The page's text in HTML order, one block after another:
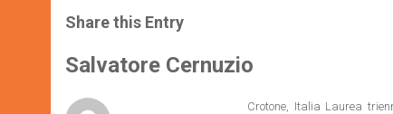
t
s
p
p
s
e
g
e
e
b
o
k
r
Share this Entry
Salvatore Cernuzio
Crotone, Italia Laurea